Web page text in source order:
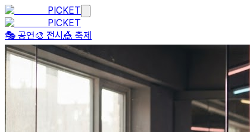
PICKET
PICKET
🎭 공연🎨 전시 🎪 축제